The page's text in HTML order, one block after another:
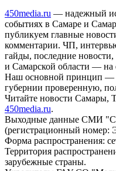
450media.ru — надежный
событиях в Самаре и
публикуем главные
комментарии. ЧП,
гайды, последние
и Самарской области — на
Наш основной принцип —
губернии проверенную,
Читайте новости Самары,
450media.ru.
Выходные данные СМИ
(регистрационный номер:
Форма распространения:
Территория
зарубежные страны.